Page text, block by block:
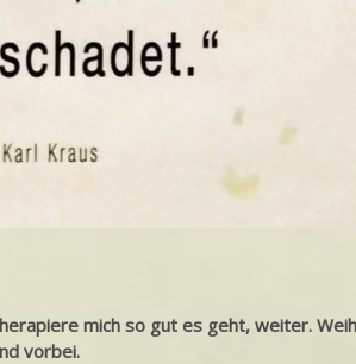
mich so gut es geht, weiter.
sind vorbei.